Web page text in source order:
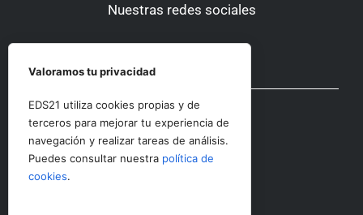
Nuestras redes sociales
Otras secciones
Contacto
Valoramos tu privacidad
EDS21 utiliza cookies propias y de
terceros para mejorar tu experiencia de
navegación y realizar tareas de análisis.
Puedes consultar nuestra política de
cookies.